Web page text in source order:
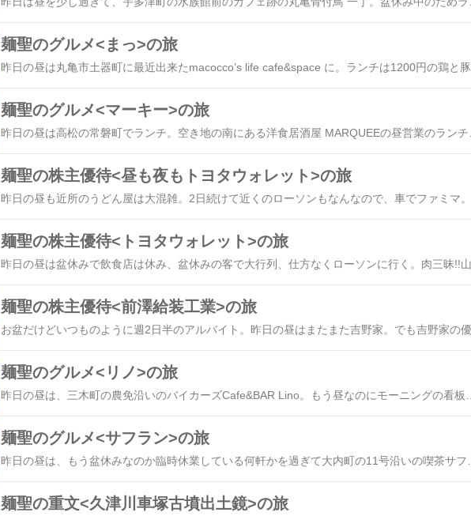
麺聖のグルメ<まっ>の旅
麺聖のグルメ<マーキー>の旅
麺聖の株主優待<昼も夜もトヨタウォレット>の旅
麺聖の株主優待<トヨタウォレット>の旅
麺聖の株主優待<前澤給装工業>の旅
麺聖のグルメ<リノ>の旅
麺聖のグルメ<サフラン>の旅
麺聖の重文<久津川車塚古墳出土鏡>の旅